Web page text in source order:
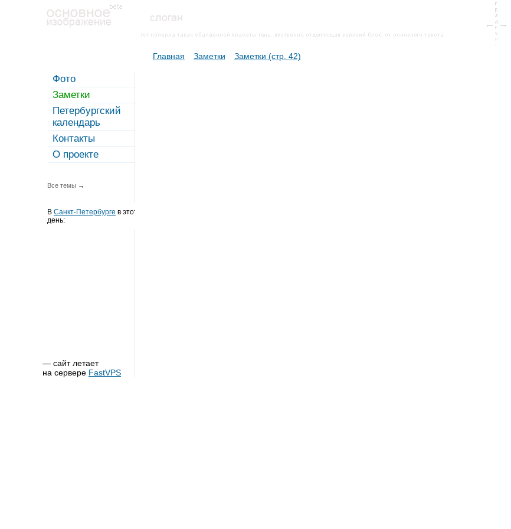
Фото
Заметки
Петербургский
календарь
Контакты
О проекте
Все темы →
В Санкт-Петербурге в этот
день:
— сайт летает
на сервере FastVPS
Главная Заметки Заметки (стр. 42)